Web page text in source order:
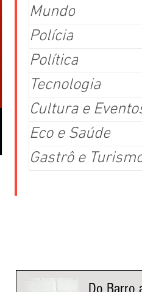
Mundo
Polícia
Política
Tecnologia
Cultura e
Eco e Saúde
Gastrô e
Do Barro
Ponto de apoio para
turno em BH
Com 39 votos favoráveis, o Plenário
terça-feira (4/8), o Projeto de Lei
eventos com público estimado igual